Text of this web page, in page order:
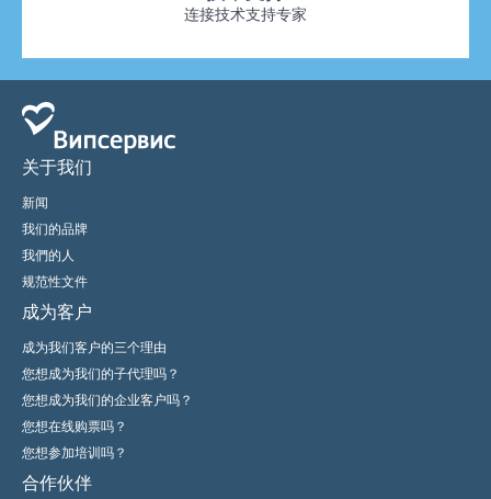
连接技术支持专家
关于我们
新闻
我们的品牌
我們的人
规范性文件
成为客户
成为我们客户的三个理由
您想成为我们的子代理吗？
您想成为我们的企业客户吗？
您想在线购票吗？
您想参加培训吗？
合作伙伴